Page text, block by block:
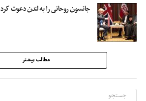
جانسون روحانی را به لندن دعوت کرد
مطالب بیشتر